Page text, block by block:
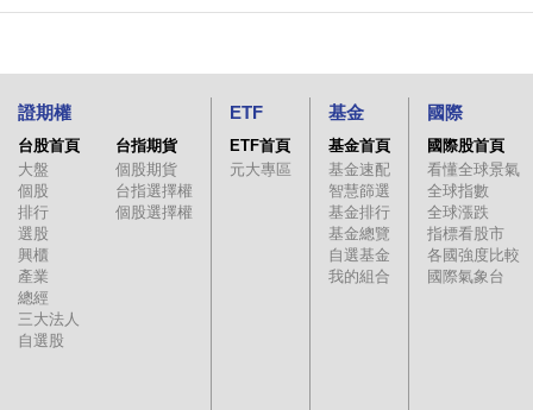
證期權
台股首頁
大盤
個股
排行
選股
興櫃
產業
總經
三大法人
自選股
台指期貨
個股期貨
台指選擇權
個股選擇權
ETF
ETF首頁
元大專區
基金
基金首頁
基金速配
智慧篩選
基金排行
基金總覽
自選基金
我的組合
國際
國際股首頁
看懂全球景氣
全球指數
全球漲跌
指標看股市
各國強度比較
國際氣象台